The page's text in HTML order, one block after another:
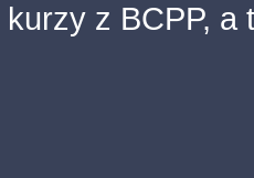
kurzy z BCPP, a